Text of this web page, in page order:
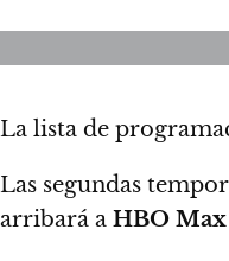
La lista de
Las segundas
arribará a HBO Max